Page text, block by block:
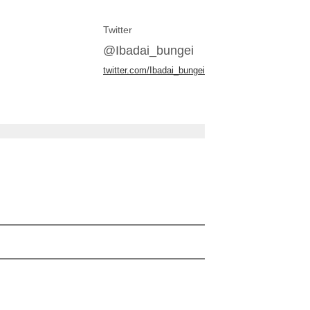
Twitter
@Ibadai_bungei
twitter.com/Ibadai_bungei